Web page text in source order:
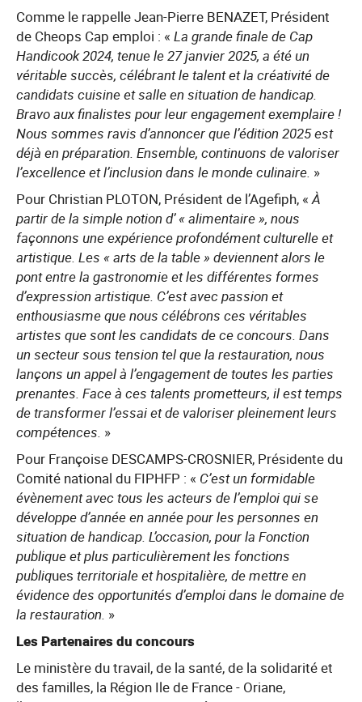
Comme le rappelle Jean-Pierre BENAZET, Président
de Cheops Cap emploi : « La grande finale de Cap
Handicook 2024, tenue le 27 janvier 2025, a été un
véritable succès, célébrant le talent et la créativité de
candidats cuisine et salle en situation de handicap.
Bravo aux finalistes pour leur engagement exemplaire !
Nous sommes ravis d’annoncer que l’édition 2025 est
déjà en préparation. Ensemble, continuons de valoriser
l’excellence et l’inclusion dans le monde culinaire. »
Pour Christian PLOTON, Président de l’Agefiph, «À
partir de la simple notion d’ « alimentaire », nous
façonnons une expérience profondément culturelle et
artistique. Les « arts de la table » deviennent alors le
pont entre la gastronomie et les différentes formes
d’expression artistique. C’est avec passion et
enthousiasme que nous célébrons ces véritables
artistes que sont les candidats de ce concours. Dans
un secteur sous tension tel que la restauration, nous
lançons un appel à l’engagement de toutes les parties
prenantes. Face à ces talents prometteurs, il est temps
de transformer l’essai et de valoriser pleinement leurs
compétences. »
Pour Françoise DESCAMPS-CROSNIER, Présidente du
Comité national du FIPHFP : « C’est un formidable
évènement avec tous les acteurs de l’emploi qui se
développe d’année en année pour les personnes en
situation de handicap. L’occasion, pour la Fonction
publique et plus particulièrement les fonctions
publiques territoriale et hospitalière, de mettre en
évidence des opportunités d’emploi dans le domaine de
la restauration. »
Les Partenaires du concours
Le ministère du travail, de la santé, de la solidarité et
des familles, la Région Ile de France - Oriane,